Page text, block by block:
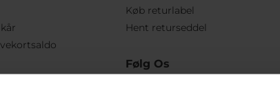
Køb returlabel
Hent returseddel
Følg Os